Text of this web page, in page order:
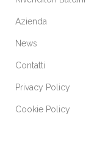
Azienda
News
Contatti
Privacy Policy
Cookie Policy